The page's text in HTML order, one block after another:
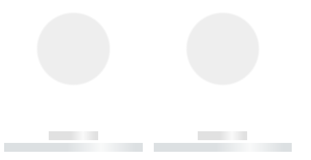
------------
----------- ----------- ----------
------------
----------- ----------- ----------